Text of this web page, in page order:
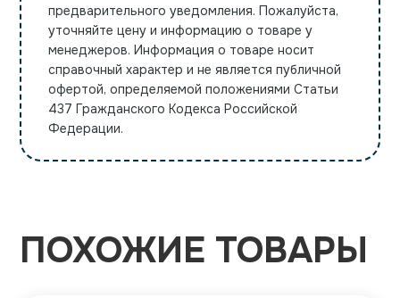
предварительного уведомления. Пожалуйста,
уточняйте цену и информацию о товаре у
менеджеров. Информация о товаре носит
справочный характер и не является публичной
офертой, определяемой положениями Статьи
437 Гражданского Кодекса Российской
Федерации.
ПОХОЖИЕ ТОВАРЫ